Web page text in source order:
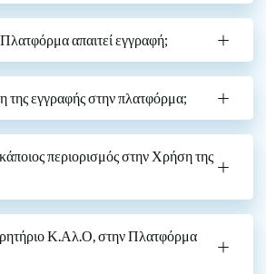
απαιτεί εγγραφή;
της εγγραφής στην πλατφόρμα;
περιορισμός στην Χρήση της
Κ.Αλ.Ο, στην Πλατφόρμα